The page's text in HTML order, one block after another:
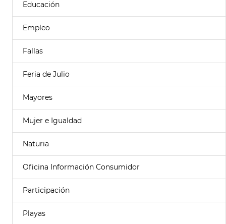
Educación
Empleo
Fallas
Feria de Julio
Mayores
Mujer e Igualdad
Naturia
Oficina Información Consumidor
Participación
Playas